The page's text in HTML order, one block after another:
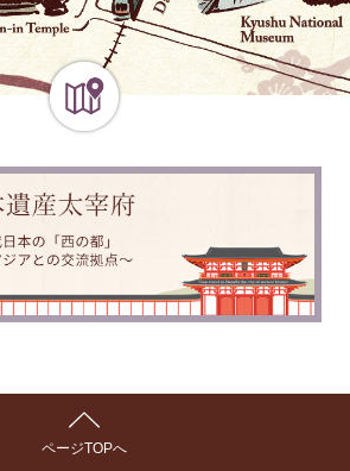
ページTOPへ